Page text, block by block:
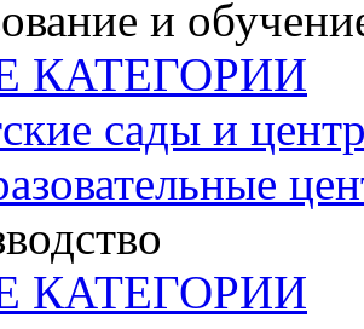
и
КАТЕГОРИИ
сады и
КАТЕГОРИИ